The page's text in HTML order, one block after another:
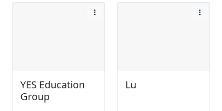
YES Education
Group
Lu